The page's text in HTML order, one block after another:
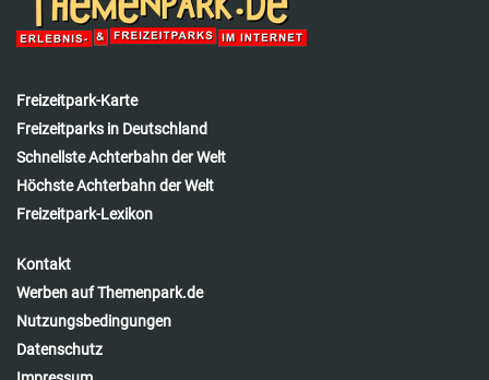
Freizeitpark-Karte
Freizeitparks in Deutschland
Schnellste Achterbahn der Welt
Höchste Achterbahn der Welt
Freizeitpark-Lexikon
Kontakt
Werben auf Themenpark.de
Nutzungsbedingungen
Datenschutz